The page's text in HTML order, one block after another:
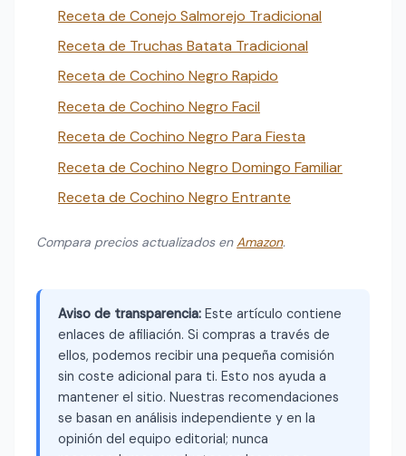
Receta de Conejo Salmorejo Tradicional
Receta de Truchas Batata Tradicional
Receta de Cochino Negro Rapido
Receta de Cochino Negro Facil
Receta de Cochino Negro Para Fiesta
Receta de Cochino Negro Domingo Familiar
Receta de Cochino Negro Entrante
Compara precios actualizados enAmazon.
Aviso de transparencia: Este artículo contiene
enlaces de afiliación. Si compras a través de
ellos, podemos recibir una pequeña comisión
sin coste adicional para ti. Esto nos ayuda a
mantener el sitio. Nuestras recomendaciones
se basan en análisis independiente y en la
opinión del equipo editorial; nunca